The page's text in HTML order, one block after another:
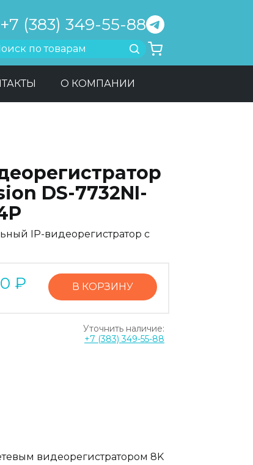
+7 (383) 349-55-88
Найти
О КОМПАНИИ
DS-7732NI-
IP-видеорегистратор с
₽ В КОРЗИНУ
Уточнить наличие:
+7 (383) 349-55-88
видеорегистратором 8K